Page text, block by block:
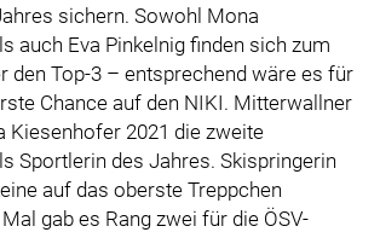
sichern. Sowohl Mona
auch Eva Pinkelnig finden sich zum
den Top-3 – entsprechend wäre es für
Chance auf den NIKI. Mitterwallner
Kiesenhofer 2021 die zweite
Sportlerin des Jahres. Skispringerin
auf das oberste Treppchen
gab es Rang zwei für die ÖSV-